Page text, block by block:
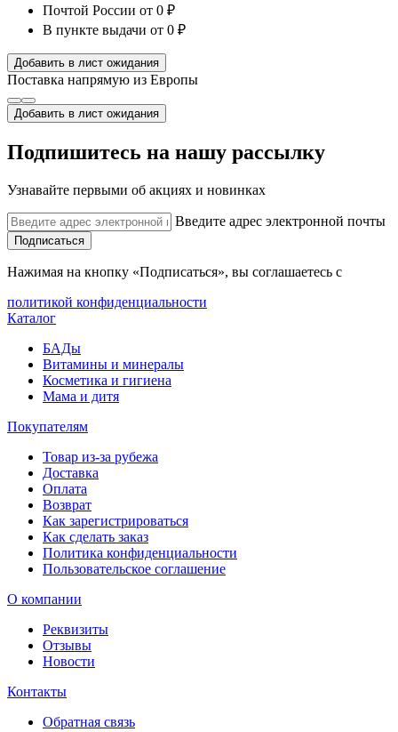
Почтой России от 0 ₽
В пункте выдачи от 0 ₽
Добавить в лист ожидания
Поставка напрямую из Европы
Добавить в лист ожидания
Подпишитесь на нашу рассылку
Узнавайте первыми об акциях и новинках
Введите адрес электронной почты
Подписаться
Нажимая на кнопку «Подписаться», вы соглашаетесь с
политикой конфиденциальности
Каталог
БАДы
Витамины и минералы
Косметика и гигиена
Мама и дитя
Покупателям
Товар из-за рубежа
Доставка
Оплата
Возврат
Как зарегистрироваться
Как сделать заказ
Политика конфиденциальности
Пользовательское соглашение
О компании
Реквизиты
Отзывы
Новости
Контакты
Обратная связь